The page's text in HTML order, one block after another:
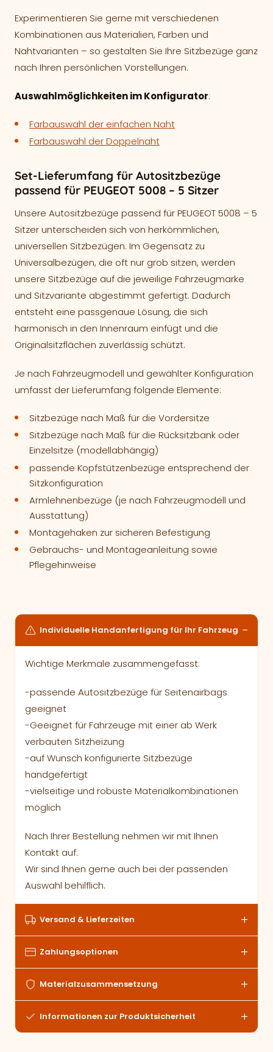
Experimentieren Sie gerne mit verschiedenen
Kombinationen aus Materialien, Farben und
Nahtvarianten – so gestalten Sie Ihre Sitzbezüge ganz
nach Ihren persönlichen Vorstellungen.
Auswahlmöglichkeiten im Konfigurator:
Farbauswahl der einfachen Naht
Farbauswahl der Doppelnaht
Set-Lieferumfang für Autositzbezüge
passend für PEUGEOT 5008 – 5 Sitzer
Unsere Autositzbezüge passend für PEUGEOT 5008 – 5
Sitzer unterscheiden sich von herkömmlichen,
universellen Sitzbezügen. Im Gegensatz zu
Universalbezügen, die oft nur grob sitzen, werden
unsere Sitzbezüge auf die jeweilige Fahrzeugmarke
und Sitzvariante abgestimmt gefertigt. Dadurch
entsteht eine passgenaue Lösung, die sich
harmonisch in den Innenraum einfügt und die
Originalsitzflächen zuverlässig schützt.
Je nach Fahrzeugmodell und gewählter Konfiguration
umfasst der Lieferumfang folgende Elemente:
Sitzbezüge nach Maß für die Vordersitze
Sitzbezüge nach Maß für die Rücksitzbank oder
Einzelsitze (modellabhängig)
passende Kopfstützenbezüge entsprechend der
Sitzkonfiguration
Armlehnenbezüge (je nach Fahrzeugmodell und
Ausstattung)
Montagehaken zur sicheren Befestigung
Gebrauchs- und Montageanleitung sowie
Pflegehinweise
Individuelle Handanfertigung für Ihr Fahrzeug
Wichtige Merkmale zusammengefasst:
-passende Autositzbezüge für Seitenairbags
geeignet
-Geeignet für Fahrzeuge mit einer ab Werk
verbauten Sitzheizung
-auf Wunsch konfigurierte Sitzbezüge
handgefertigt
-vielseitige und robuste Materialkombinationen
möglich
Nach Ihrer Bestellung nehmen wir mit Ihnen
Kontakt auf.
Wir sind Ihnen gerne auch bei der passenden
Auswahl behilflich.
Versand & Lieferzeiten
Zahlungsoptionen
Materialzusammensetzung
Informationen zur Produktsicherheit